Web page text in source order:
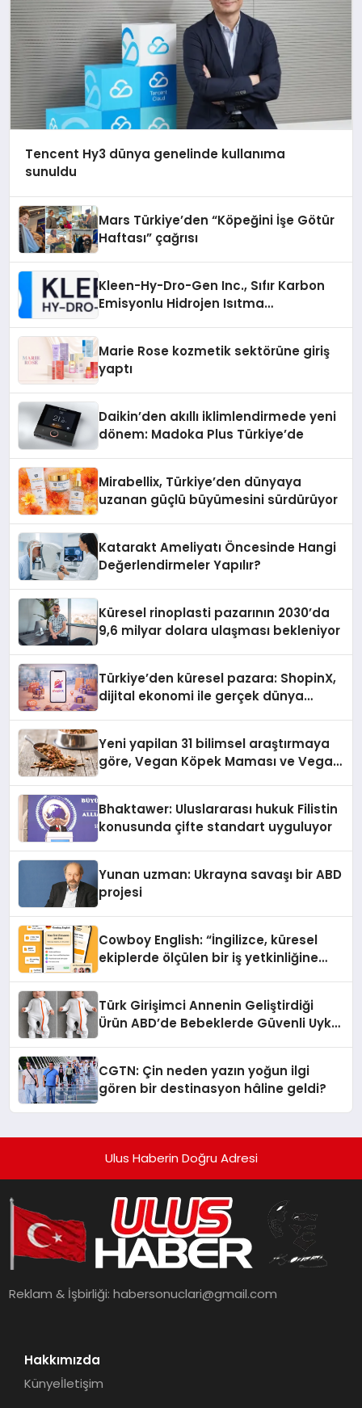
Tencent Hy3 dünya genelinde kullanıma
sunuldu
Mars Türkiye’den “Köpeğini İşe Götür
Haftası” çağrısı
Kleen-Hy-Dro-Gen Inc., Sıfır Karbon
Emisyonlu Hidrojen Isıtma
Marie Rose kozmetik sektörüne giriş
yaptı
Daikin’den akıllı iklimlendirmede yeni
dönem: Madoka Plus Türkiye’de
Mirabellix, Türkiye’den dünyaya
uzanan güçlü büyümesini sürdürüyor
Katarakt Ameliyatı Öncesinde Hangi
Değerlendirmeler Yapılır?
Küresel rinoplasti pazarının 2030’da
9,6 milyar dolara ulaşması bekleniyor
Türkiye’den küresel pazara: ShopinX,
dijital ekonomi ile gerçek dünya
Yeni yapilan 31 bilimsel araştırmaya
göre, Vegan Köpek Maması ve Vegan
Bhaktawer: Uluslararası hukuk Filistin
konusunda çifte standart uyguluyor
Yunan uzman: Ukrayna savaşı bir ABD
projesi
Cowboy English: “İngilizce, küresel
ekiplerde ölçülen bir iş yetkinliğine
Türk Girişimci Annenin Geliştirdiği
Ürün ABD’de Bebeklerde Güvenli Uyku
CGTN: Çin neden yazın yoğun ilgi
gören bir destinasyon hâline geldi?
Ulus Haberin Doğru Adresi
Reklam & İşbirliği:habersonuclari@gmail.com
Hakkımızda
Künyeİletişim